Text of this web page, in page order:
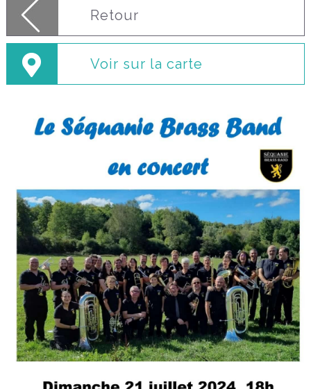
Retour
Voir sur la carte